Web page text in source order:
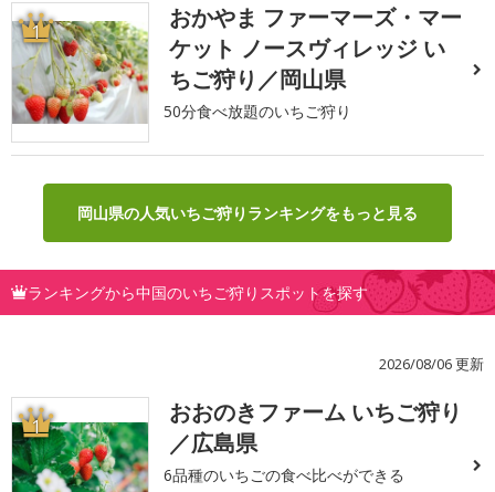
1
おかやま ファーマーズ・マー
ケット ノースヴィレッジ い
ちご狩り／岡山県
50分食べ放題のいちご狩り
岡山県の人気いちご狩りランキングをもっと見る
ランキングから中国のいちご狩りスポットを探す
2026/08/06 更新
1
おおのきファーム いちご狩り
／広島県
6品種のいちごの食べ比べができる